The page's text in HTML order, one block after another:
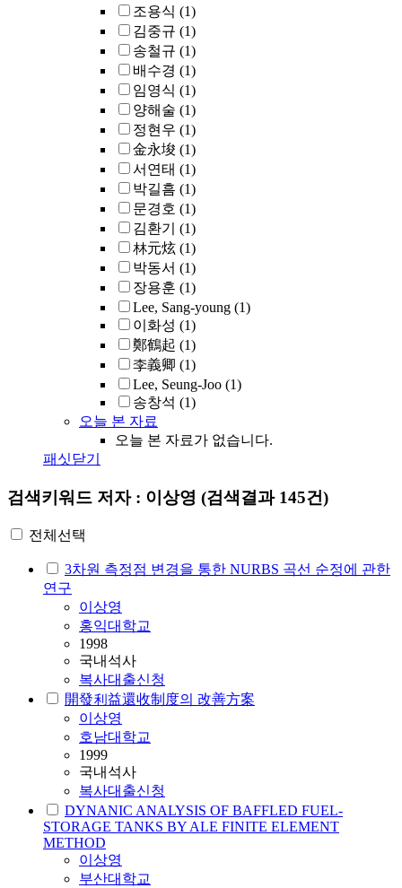
조용식 (1)
김중규 (1)
송철규 (1)
배수경 (1)
임영식 (1)
양해술 (1)
정현우 (1)
金永埈 (1)
서연태 (1)
박길흠 (1)
문경호 (1)
김환기
(1)
林元炫 (1)
박동서 (1)
장용훈 (1)
Lee, Sang-young (1)
이화성 (1)
鄭鶴起 (1)
李義卿 (1)
Lee, Seung-Joo (1)
송창석 (1)
오늘 본 자료
오늘 본 자료가 없습니다.
패싯닫기
검색키워드 저자 : 이상영 (검색결과 145건)
전체선택
3차원 측정점 변경을 통한 NURBS 곡선 순정에 관한
연구
이상영
홍익대학교
1998
국내석사
복사대출신청
開發利益還收制度의 改善方案
이상영
호남대학교
1999
국내석사
복사대출신청
DYNANIC ANALYSIS OF BAFFLED FUEL-
STORAGE TANKS BY ALE FINITE ELEMENT
METHOD
이상영
부산대학교